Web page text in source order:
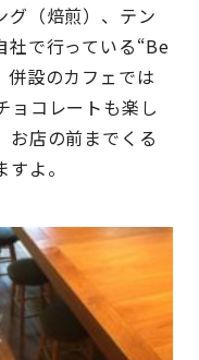
グ（焙煎）、テン
社で行っている“Be
設のカフェでは
ョコレートも楽し
お店の前までくる
よ。